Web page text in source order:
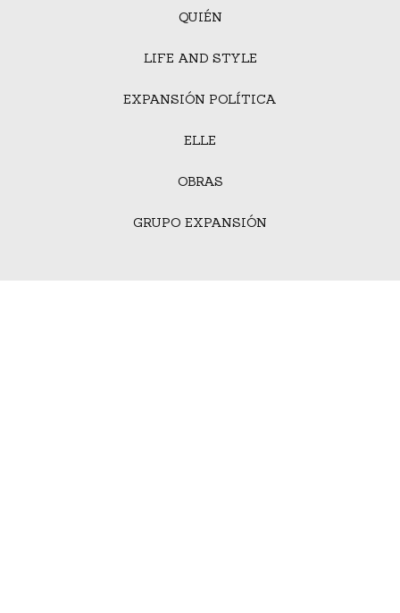
QUIÉN
LIFE AND STYLE
EXPANSIÓN POLÍTICA
ELLE
OBRAS
GRUPO EXPANSIÓN